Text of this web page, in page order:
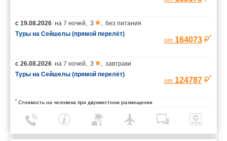
с 19.08.2026 на 7 ночей 3
без питания
Туры на Сейшелы (прямой перелёт)
от 164073 *
с 26.08.2026 на 7 ночей 3
завтраки
Туры на Сейшелы (прямой перелёт)
от 124787 *
* Стоимость на человека при двухместном размещении